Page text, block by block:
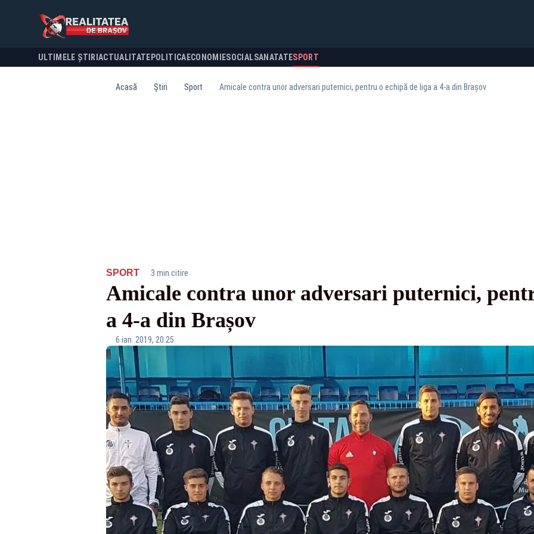
ULTIMELE ȘTIRI ACTUALITATE POLITICA ECONOMIESOCIALSANATATESPORT
Acasă Știri Sport Amicale contra unor adversari puternici, pentru o echipă de liga a 4-a din Brașov
SPORT· 3 min citire
Amicale contra unor adversari puternici,
a 4-a din Brașov
6 ian. 2019, 20:25